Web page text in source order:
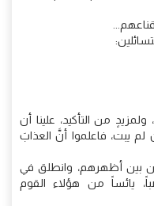
من التأكيد، علينا أن
يبت، فاعلموا أنَّ العذابَ
بين أظهرهم، وانطلق في
يائساً من هؤلاء القوم